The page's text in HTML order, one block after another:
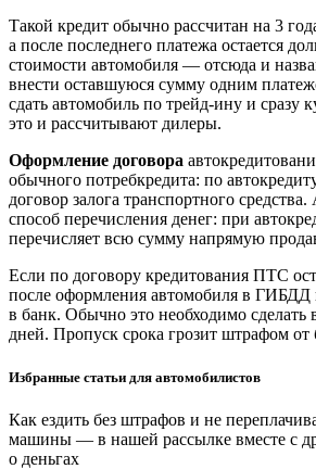
Такой кредит обычно рассчитан на 3
а после последнего платежа остается
стоимости автомобиля — отсюда и
внести оставшуюся сумму одним
сдать автомобиль по трейд-ину и
это и рассчитывают дилеры.
Оформление договора
обычного потребкредита: по
договор залога транспортного
способ перечисления денег: при
перечисляет всю сумму напрямую
Если по договору кредитования ПТС
после оформления автомобиля в
в банк. Обычно это необходимо сделать
дней. Пропуск срока грозит штрафом от
Избранные статьи для автомобилистов
Как ездить без штрафов и не
машины — в нашей рассылке вместе с
о деньгах